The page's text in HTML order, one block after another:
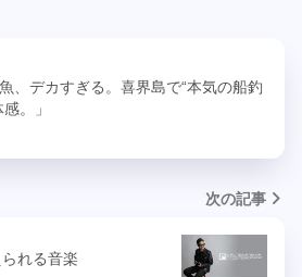
魚、デカすぎる。喜界島で“本気の船釣
。」
次の記事
れる音楽